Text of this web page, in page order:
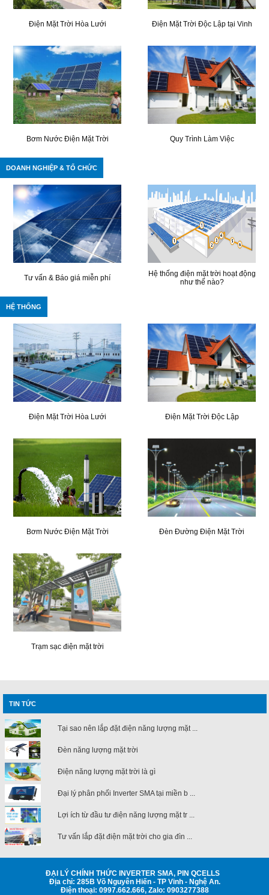
Điện Mặt Trời Hòa Lưới Điện Mặt Trời Độc Lập tại Vinh
Bơm Nước Điện Mặt Trời Quy Trình Làm Việc
DOANH NGHIỆP & TỔ CHỨC
Tư vấn & Báo giá miễn phí
Hệ thống điện mặt trời hoạt động
như thế nào?
HỆ THỐNG
Điện Mặt Trời Hòa Lưới Điện Mặt Trời Độc Lập
Bơm Nước Điện Mặt Trời Đèn Đường Điện Mặt Trời
Trạm sạc điện mặt trời
TIN TỨC
Tại sao nên lắp đặt điện năng lượng mặt ...
Đèn năng lượng mặt trời
Điện năng lượng mặt trời là gì
Đại lý phân phối Inverter SMA tại miền b ...
Lợi ích từ đầu tư điện năng lượng mặt tr ...
Tư vấn lắp đặt điện mặt trời cho gia đìn ...
ĐẠI LÝ CHÍNH THỨC INVERTER SMA, PIN QCELLS
Địa chỉ: 285B Võ Nguyên Hiến - TP Vinh - Nghệ An.
Điện thoại: 0997.662.666, Zalo: 0903277388